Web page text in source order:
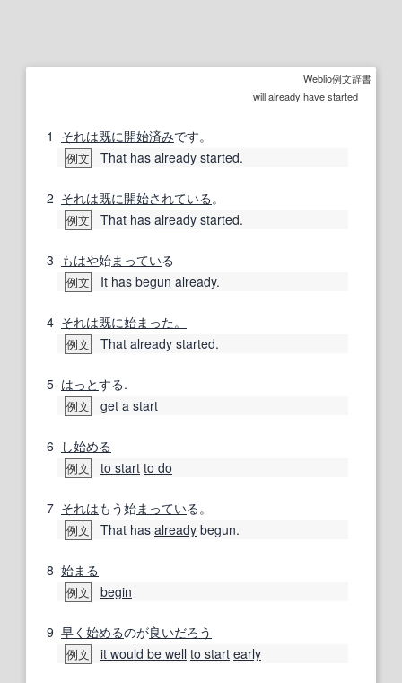
Weblio例文辞書
will already have started
1 それは既に開始済みです。
例文 That has already started.
2 それは既に開始されている 。
例文 That has already started.
3 もはや始まっている
例文 It has begun already.
4 それは既に始まった。
例文 That already started.
5 はっとする.
例文 get a start
6 し始める
例文 to start to do
7 それはもう始まっている。
例文 That has already begun.
8 始まる
例文 begin
9 早く 始めるのが良いだろう
例文 it would be well to start early